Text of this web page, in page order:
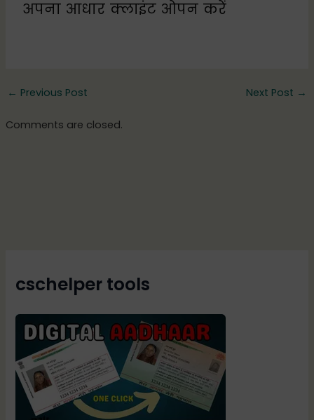
अपना आधार क्लाइंट ओपन करें
← Previous Post Next Post →
Comments are closed.
cschelper tools